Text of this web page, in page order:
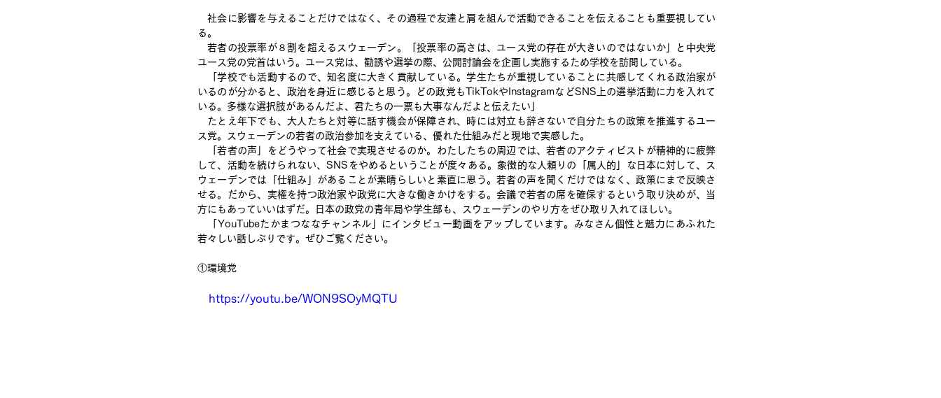
社会に影響を与えることだけではなく、その過程で友達と肩を組んで活動できることを伝えることも重要視してい
る。
若者の投票率が８割を超えるスウェーデン。「投票率の高さは、ユース党の存在が大きいのではないか」と中央党
ユース党の党首はいう。ユース党は、勧誘や選挙の際、公開討論会を企画し実施するため学校を訪問している。
「学校でも活動するので、知名度に大きく貢献している。学生たちが重視していることに共感してくれる政治家が
いるのが分かると、政治を身近に感じると思う。どの政党もTikTokやInstagramなどSNS上の選挙活動に力を入れて
いる。多様な選択肢があるんだよ、君たちの一票も大事なんだよと伝えたい」
たとえ年下でも、大人たちと対等に話す機会が保障され、時には対立も辞さないで自分たちの政策を推進するユー
ス党。スウェーデンの若者の政治参加を支えている、優れた仕組みだと現地で実感した。
「若者の声」をどうやって社会で実現させるのか。わたしたちの周辺では、若者のアクティビストが精神的に疲弊
して、活動を続けられない、SNSをやめるということが度々ある。象徴的な人頼りの「属人的」な日本に対して、ス
ウェーデンでは「仕組み」があることが素晴らしいと素直に思う。若者の声を聞くだけではなく、政策にまで反映さ
せる。だから、実権を持つ政治家や政党に大きな働きかけをする。会議で若者の席を確保するという取り決めが、当
方にもあっていいはずだ。日本の政党の青年局や学生部も、スウェーデンのやり方をぜひ取り入れてほしい。
「YouTubeたかまつななチャンネル」にインタビュー動画をアップしています。みなさん個性と魅力にあふれた
若々しい話しぶりです。ぜひご覧ください。
①環境党
https://youtu.be/WON9SOyMQTU